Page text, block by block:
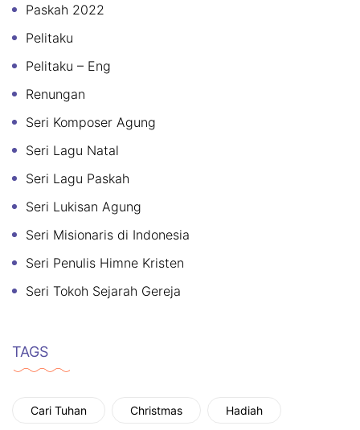
Paskah 2022
Pelitaku
Pelitaku – Eng
Renungan
Seri Komposer Agung
Seri Lagu Natal
Seri Lagu Paskah
Seri Lukisan Agung
Seri Misionaris di Indonesia
Seri Penulis Himne Kristen
Seri Tokoh Sejarah Gereja
TAGS
Cari Tuhan Christmas Hadiah